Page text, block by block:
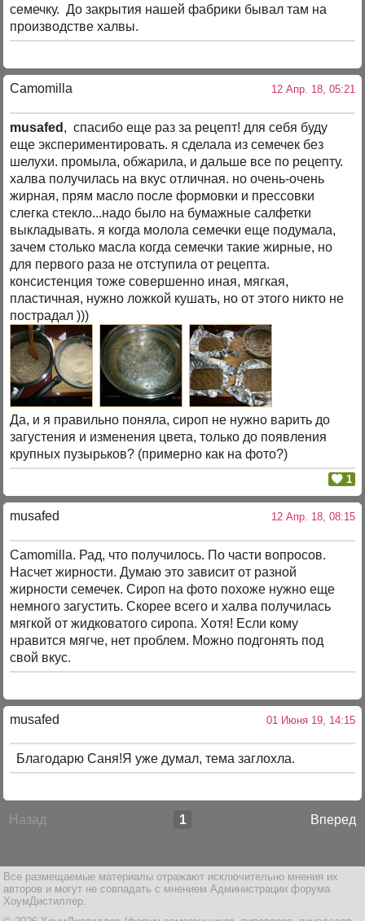
семечку. До закрытия нашей фабрики бывал там на
производстве халвы.
Camomilla 12 Апр. 18, 05:21
musafed , спасибо еще раз за рецепт! для себя буду
еще экспериментировать. я сделала из семечек без
шелухи. промыла, обжарила, и дальше все по рецепту.
халва получилась на вкус отличная. но очень-очень
жирная, прям масло после формовки и прессовки
слегка стекло...надо было на бумажные салфетки
выкладывать. я когда молола семечки еще подумала,
зачем столько масла когда семечки такие жирные, но
для первого раза не отступила от рецепта.
консистенция тоже совершенно иная, мягкая,
пластичная, нужно ложкой кушать, но от этого никто не
пострадал )))
Да, и я правильно поняла, сироп не нужно варить до
загустения и изменения цвета, только до появления
крупных пузырьков? (примерно как на фото?)
1
musafed 12 Апр. 18, 08:15
Camomilla. Рад, что получилось. По части вопросов.
Насчет жирности. Думаю это зависит от разной
жирности семечек. Сироп на фото похоже нужно еще
немного загустить. Скорее всего и халва получилась
мягкой от жидковатого сиропа. Хотя! Если кому
нравится мягче, нет проблем. Можно подгонять под
свой вкус.
musafed 01 Июня 19, 14:15
Благодарю Саня!Я уже думал, тема заглохла.
Назад Вперед
1
Все размещаемые материалы отражают исключительно мнения их
авторов и могут не совпадать с мнением Администрации форума
ХоумДистиллер.